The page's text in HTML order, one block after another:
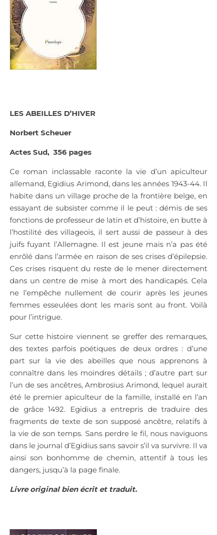
LES ABEILLES D’HIVER
Norbert Scheuer
Actes Sud, 356 pages
Ce roman inclassable raconte la vie d’un apiculteur
allemand, Egidius Arimond, dans les années 1943-44. Il
habite dans un village proche de la frontière belge, en
essayant de subsister comme il le peut : démis de ses
fonctions de professeur de latin et d’histoire, en butte à
l’hostilité des villageois, il sert aussi de passeur à des
juifs fuyant l’Allemagne. Il est jeune mais n’a pas été
enrôlé dans l’armée en raison de ses crises d’épilepsie.
Ces crises risquent du reste de le mener directement
dans un centre de mise à mort des handicapés. Cela
ne l’empêche nullement de courir après les jeunes
femmes esseulées dont les maris sont au front. Voilà
pour l’intrigue.
Sur cette histoire viennent se greffer des remarques,
des textes parfois poétiques de deux ordres : d’une
part sur la vie des abeilles que nous apprenons à
connaître dans les moindres détails ; d’autre part sur
l’un de ses ancêtres, Ambrosius Arimond, lequel aurait
été le premier apiculteur de la famille, installé en l’an
de grâce 1492. Egidius a entrepris de traduire des
fragments de texte de son supposé ancêtre, relatifs à
la vie de son temps. Sans perdre le fil, nous naviguons
dans le journal d’Egidius sans savoir s’il va survivre. Il va
ainsi son bonhomme de chemin, attentif à tous les
dangers, jusqu’à la page finale.
Livre original bien écrit et traduit.